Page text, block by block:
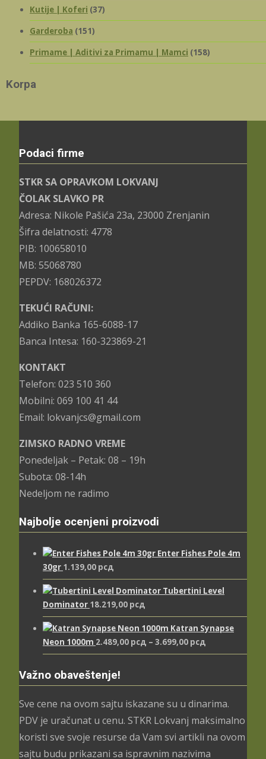
Kutije | Koferi (37)
Garderoba (151)
Primame | Aditivi za Primamu | Mamci (158)
Korpa
Podaci firme
STKR SA OPRAVKOM LOKVANJ
ČOLAK SLAVKO PR
Adresa: Nikole Pašića 23a, 23000 Zrenjanin
Šifra delatnosti: 4778
PIB: 100658010
MB: 55068780
PEPDV: 168026372
TEKUĆI RAČUNI:
Addiko Banka 165-6088-17
Banca Intesa: 160-323869-21
KONTAKT
Telefon: 023 510 360
Mobilni: 069 100 41 44
Email: lokvanjcs@gmail.com
ZIMSKO RADNO VREME
Ponedeljak – Petak: 08 – 19h
Subota: 08-14h
Nedeljom ne radimo
Najbolje ocenjeni proizvodi
Enter Fishes Pole 4m
30gr 1.139,00 рсд
Tubertini Level
Dominator 18.219,00 рсд
Katran Synapse
Neon 1000m 2.489,00 рсд – 3.699,00 рсд
цена:
3.699,00 рсд
Važno obaveštenje!
Sve cene na ovom sajtu iskazane su u dinarima.
PDV je uračunat u cenu. STKR Lokvanj maksimalno
koristi sve svoje resurse da Vam svi artikli na ovom
sajtu budu prikazani sa ispravnim nazivima